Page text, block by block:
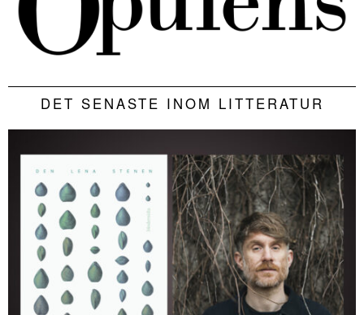
DET SENASTE INOM LITTERATUR